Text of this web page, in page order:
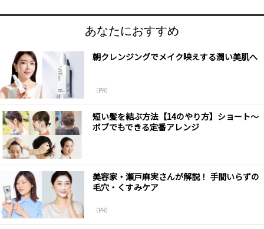
あなたにおすすめ
朝クレンジングでメイク映えする潤い美肌へ
（PR）
短い髪を結ぶ方法【14のやり方】ショート～
ボブでもできる定番アレンジ
美容家・瀬戸麻実さんが解説！ 手間いらずの
毛穴・くすみケア
（PR）